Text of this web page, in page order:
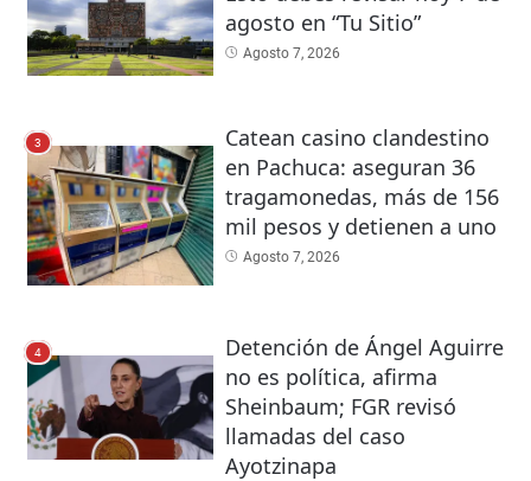
agosto en “Tu Sitio”
Agosto 7, 2026
3
Catean casino clandestino
en Pachuca: aseguran 36
tragamonedas, más de 156
mil pesos y detienen a uno
Agosto 7, 2026
4
Detención de Ángel Aguirre
no es política, afirma
Sheinbaum; FGR revisó
llamadas del caso
Ayotzinapa